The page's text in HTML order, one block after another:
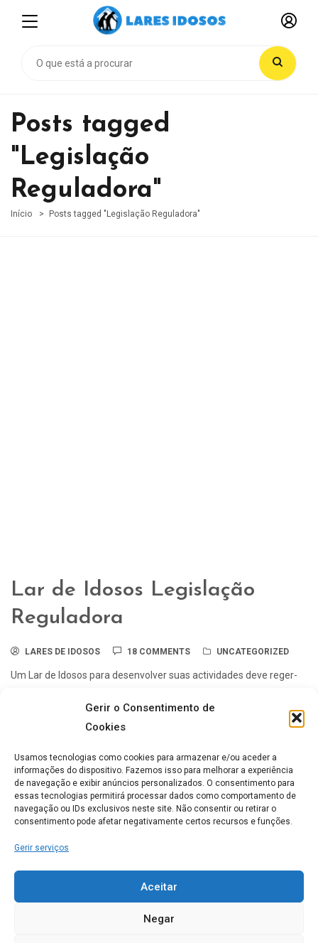
Gerir o Consentimento de
Cookies
Usamos tecnologias como cookies para armazenar e/ou aceder a
informações do dispositivo. Fazemos isso para melhorar a experiência
de navegação e exibir anúncios personalizados. O consentimento para
essas tecnologias permitirá processar dados como comportamento de
navegação ou IDs exclusivos neste site. Não consentir ou retirar o
consentimento pode afetar negativamente certos recursos e funções.
Gerir serviços
Aceitar
Negar
Posts tagged
"Legislação
Reguladora"
Início Posts tagged "Legislação Reguladora"
Lar de Idosos Legislação
Reguladora
LARES DE IDOSOS 18 COMMENTS UNCATEGORIZED
Um Lar de Idosos para desenvolver suas actividades deve reger-
seguinte :Despacho Normativo nº 12/98 de ...
Lares de idosos mais Populares
ERPI Horizonte Ternura
Casa de Repouso Chalet
Rosmaninho